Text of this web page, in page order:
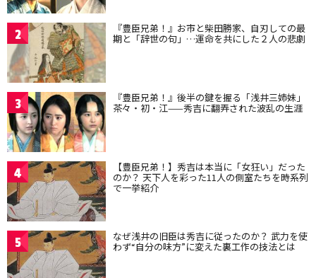
2 『豊臣兄弟！』お市と柴田勝家、自刃しての最
期と「辞世の句」…運命を共にした２人の悲劇
3 『豊臣兄弟！』後半の鍵を握る「浅井三姉妹」
茶々・初・江——秀吉に翻弄された波乱の生涯
4 【豊臣兄弟！】秀吉は本当に「女狂い」だった
のか？ 天下人を彩った11人の側室たちを時系列
で一挙紹介
5 なぜ浅井の旧臣は秀吉に従ったのか？ 武力を使
わず“自分の味方”に変えた裏工作の技法とは